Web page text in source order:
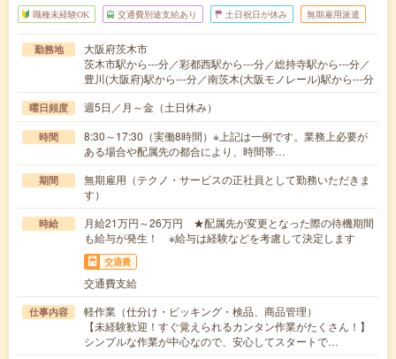
職種未経験OK 交通費別途支給あり 土日祝日が休み 無期雇用派遣
勤務地
大阪府茨木市
茨木市駅から---分／彩都西駅から---分／総持寺駅から---分／
豊川(大阪府)駅から---分／南茨木(大阪モノレール)駅から---分
曜日頻度 週5日／月～金（土日休み）
時間
8:30～17:30（実働8時間）※上記は一例です。業務上必要が
ある場合や配属先の都合により、時間帯…
期間
無期雇用（テクノ・サービスの正社員として勤務いただきま
す）
時給
月給21万円～26万円 ★配属先が変更となった際の待機期間
も給与が発生！ ※給与は経験などを考慮して決定します
交通費
交通費支給
仕事内容
軽作業（仕分け・ピッキング・検品、商品管理）
【未経験歓迎！すぐ覚えられるカンタン作業がたくさん！】
シンプルな作業が中心なので、安心してスタートで…